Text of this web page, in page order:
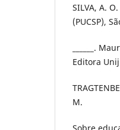
SILVA, A.
(PUCSP),
______.
Editora
M.